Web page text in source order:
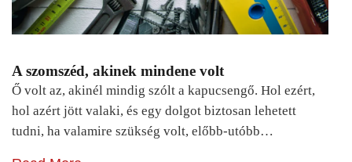
A szomszéd, akinek mindene volt
Ő volt az, akinél mindig szólt a kapucsengő. Hol ezért,
hol azért jött valaki, és egy dolgot biztosan lehetett
tudni, ha valamire szükség volt, előbb-utóbb…